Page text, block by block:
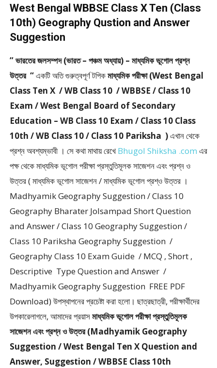
West Bengal WBBSE Class X Ten (Class
10th) Geography Qustion and Answer
Suggestion
” ভারতের জলসম্পদ (ভারত – পঞ্চম অধ্যায়) – মাধ্যমিক ভূগোল প্রশ্ন
উত্তর “একটি অতি গুরুত্বপূর্ণ টপিকমাধ্যমিক পরীক্ষা (West Bengal
Class Ten X / WB Class 10 / WBBSE / Class 10
Exam / West Bengal Board of Secondary
Education – WB Class 10 Exam / Class 10 Class
10th / WB Class 10 / Class 10 Pariksha )এখান থেকে
প্রশ্ন অবশ্যম্ভাবী । সে কথা মাথায় রেখে Bhugol Shiksha .com এর
পক্ষ থেকে মাধ্যমিক ভূগোল পরীক্ষা প্রস্তুতিমূলক সাজেশন এবং প্রশ্ন ও
উত্তর ( মাধ্যমিক ভূগোল সাজেশন / মাধ্যমিক ভূগোল প্রশ্ও উত্তর ।
Madhyamik Geography Suggestion / Class 10
Geography Bharater Jolsampad Short Question
and Answer / Class 10 Geography Suggestion /
Class 10 Pariksha Geography Suggestion /
Geography Class 10 Exam Guide / MCQ , Short ,
Descriptive Type Question and Answer /
Madhyamik Geography Suggestion FREE PDF
Download) উপস্থাপনের প্রচেষ্টা করা হলাে। ছাত্রছাত্রী, পরীক্ষার্থীদের
উপকারেলাগলে, আমাদের প্রয়াসমাধ্যমিক ভূগোল পরীক্ষা প্রস্তুতিমূলক
সাজেশন এবং প্রশ্ন ও উত্তর (Madhyamik Geography
Suggestion / West Bengal Ten X Question and
Answer, Suggestion / WBBSE Class 10th